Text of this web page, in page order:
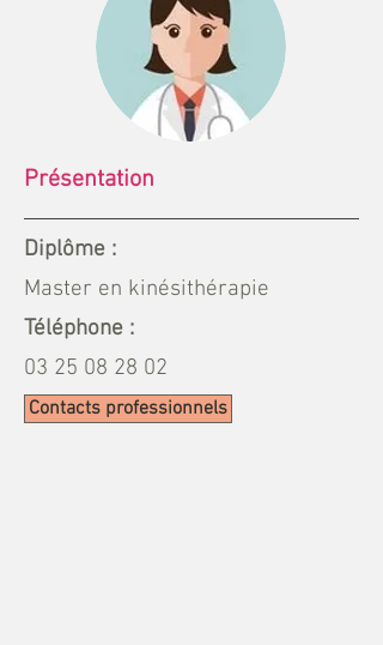
Présentation
Diplôme :
Master en kinésithérapie
Téléphone :
03 25 08 28 02
Contacts professionnels